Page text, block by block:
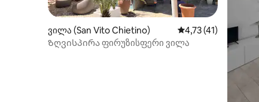
ვილა (San Vito Chietino) საშუალო
4,73 (41)
Ზღვისპირა ფირუზისფერი ვილა